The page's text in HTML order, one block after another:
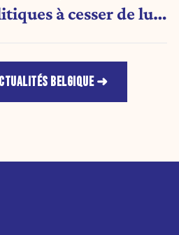
à cesser de lui
BELGIQUE